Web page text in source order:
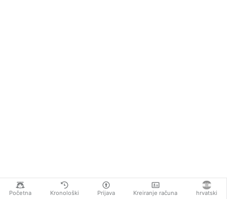
Početna Kronološki Prijava Kreiranje računa hrvatski